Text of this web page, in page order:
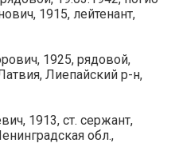
1915, лейтенант,
1925, рядовой,
Лиепайский р-н,
1913, ст. сержант,
обл.,